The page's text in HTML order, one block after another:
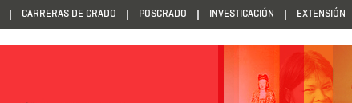
CARRERAS DE GRADO POSGRADO INVESTIGACIÓN EXTENSIÓN